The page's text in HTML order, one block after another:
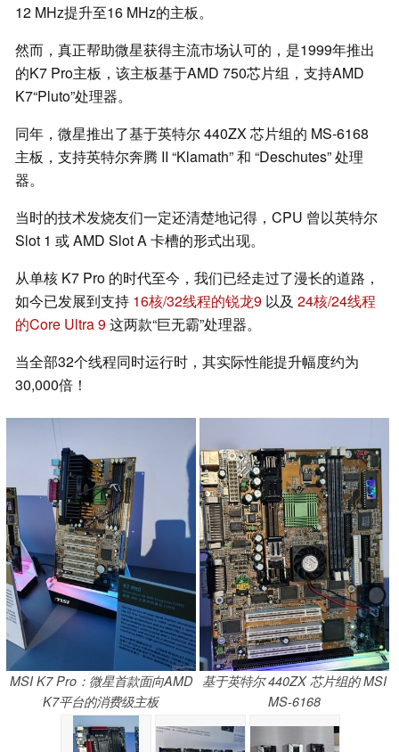
12 MHz提升至16 MHz的主板。
然而，真正帮助微星获得主流市场认可的，是1999年推出
的K7 Pro主板，该主板基于AMD 750芯片组，支持AMD
K7“Pluto”处理器。
同年，微星推出了基于英特尔 440ZX 芯片组的 MS-6168
主板，支持英特尔奔腾 II “Klamath” 和 “Deschutes” 处理
器。
当时的技术发烧友们一定还清楚地记得，CPU 曾以英特尔
Slot 1 或 AMD Slot A 卡槽的形式出现。
从单核 K7 Pro 的时代至今，我们已经走过了漫长的道路，
如今已发展到支持 16核/32线程的锐龙9 以及 24核/24线程
的Core Ultra 9这两款“巨无霸”处理器。
当全部32个线程同时运行时，其实际性能提升幅度约为
30,000倍！
MSI K7 Pro：微星首款面向AMD
K7平台的消费级主板
基于英特尔 440ZX 芯片组的 MSI
MS-6168